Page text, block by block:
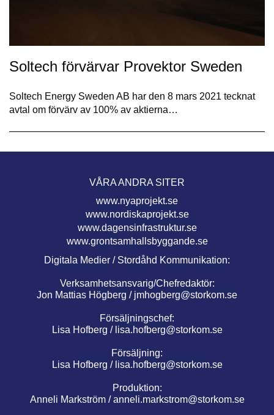
Soltech förvärvar Provektor Sweden
Soltech Energy Sweden AB har den 8 mars 2021 tecknat
avtal om förvärv av 100% av aktierna…
VÅRA ANDRA SITER
www.nyaprojekt.se
www.nordiskaprojekt.se
www.dagensinfrastruktur.se
www.grontsamhallsbyggande.se
Digitala Medier / Stordåhd Kommunikation:
Verksamhetsansvarig/Chefredaktör:
Jon Mattias Högberg / jmhogberg@storkom.se
Försäljningschef:
Lisa Hofberg / lisa.hofberg@storkom.se
Försäljning:
Lisa Hofberg / lisa.hofberg@storkom.se
Produktion:
Anneli Markström /anneli.markstrom@storkom.se